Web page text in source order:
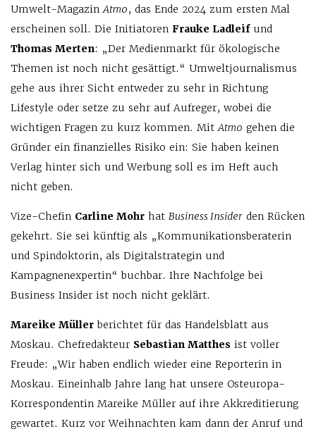
Umwelt-MagazinAtmo, das Ende 2024 zum ersten Mal
erscheinen soll. Die Initiatoren Frauke Ladleifund
Thomas Merten: „Der Medienmarkt für ökologische
Themen ist noch nicht gesättigt.“ Umweltjournalismus
gehe aus ihrer Sicht entweder zu sehr in Richtung
Lifestyle oder setze zu sehr auf Aufreger, wobei die
wichtigen Fragen zu kurz kommen. MitAtmo gehen die
Gründer ein finanzielles Risiko ein: Sie haben keinen
Verlag hinter sich und Werbung soll es im Heft auch
nicht geben.
Vize-Chefin Carline Mohr hat Business Insider den Rücken
gekehrt. Sie sei künftig als „Kommunikationsberaterin
und Spindoktorin, als Digitalstrategin und
Kampagnenexpertin“ buchbar. Ihre Nachfolge bei
Business Insider ist noch nicht geklärt.
Mareike Müller berichtet für das Handelsblatt aus
Moskau. Chefredakteur Sebastian Matthes ist voller
Freude: „Wir haben endlich wieder eine Reporterin in
Moskau. Eineinhalb Jahre lang hat unsere Osteuropa-
Korrespondentin Mareike Müller auf ihre Akkreditierung
gewartet. Kurz vor Weihnachten kam dann der Anruf und